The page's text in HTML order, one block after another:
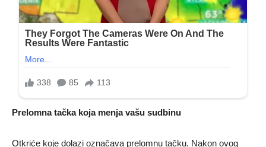
Prelomna tačka koja menja vašu sudbinu
Otkriće koje dolazi označava prelomnu tačku. Nakon ovog